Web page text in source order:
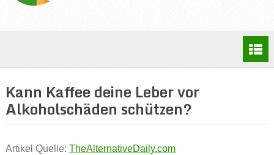
Kann Kaffee deine Leber vor
Alkoholschäden schützen?
Artikel Quelle: TheAlternativeDaily.com